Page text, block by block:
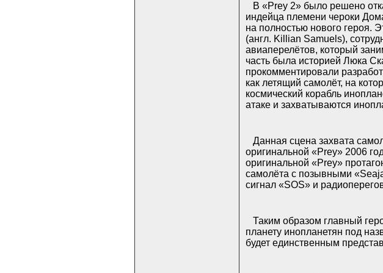
В «Prey 2» было решено
индейца племени чероки
на полностью нового героя.
(англ. Killian Samuels),
авиаперелётов, который
часть была историей Люка
прокомментировали
как летящий самолёт, на
космический корабль
атаке и захватываются
Данная сцена захвата
оригинальной «Prey» 2006
оригинальной «Prey»
самолёта с позывными
сигнал «SOS» и
Таким образом главный
планету инопланетян под
будет единственным